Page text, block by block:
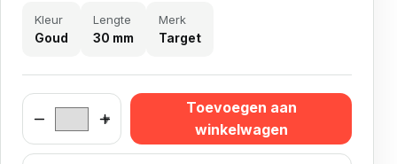
Kleur
Goud
Lengte
30 mm
Merk
Target
Target Firestorm Onyx Point Gold 30mm aantal
Toevoegen aan
winkelwagen